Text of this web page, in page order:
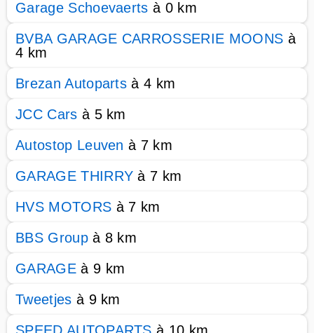
Garage Schoevaerts à 0 km
BVBA GARAGE CARROSSERIE MOONS à
4 km
Brezan Autoparts à 4 km
JCC Cars à 5 km
Autostop Leuven à 7 km
GARAGE THIRRY à 7 km
HVS MOTORS à 7 km
BBS Groupà 8 km
GARAGEà 9 km
Tweetjes à 9 km